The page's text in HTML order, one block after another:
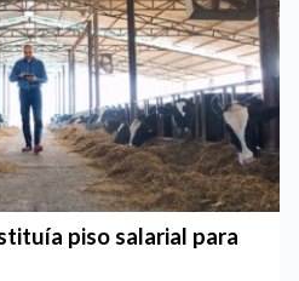
piso salarial para